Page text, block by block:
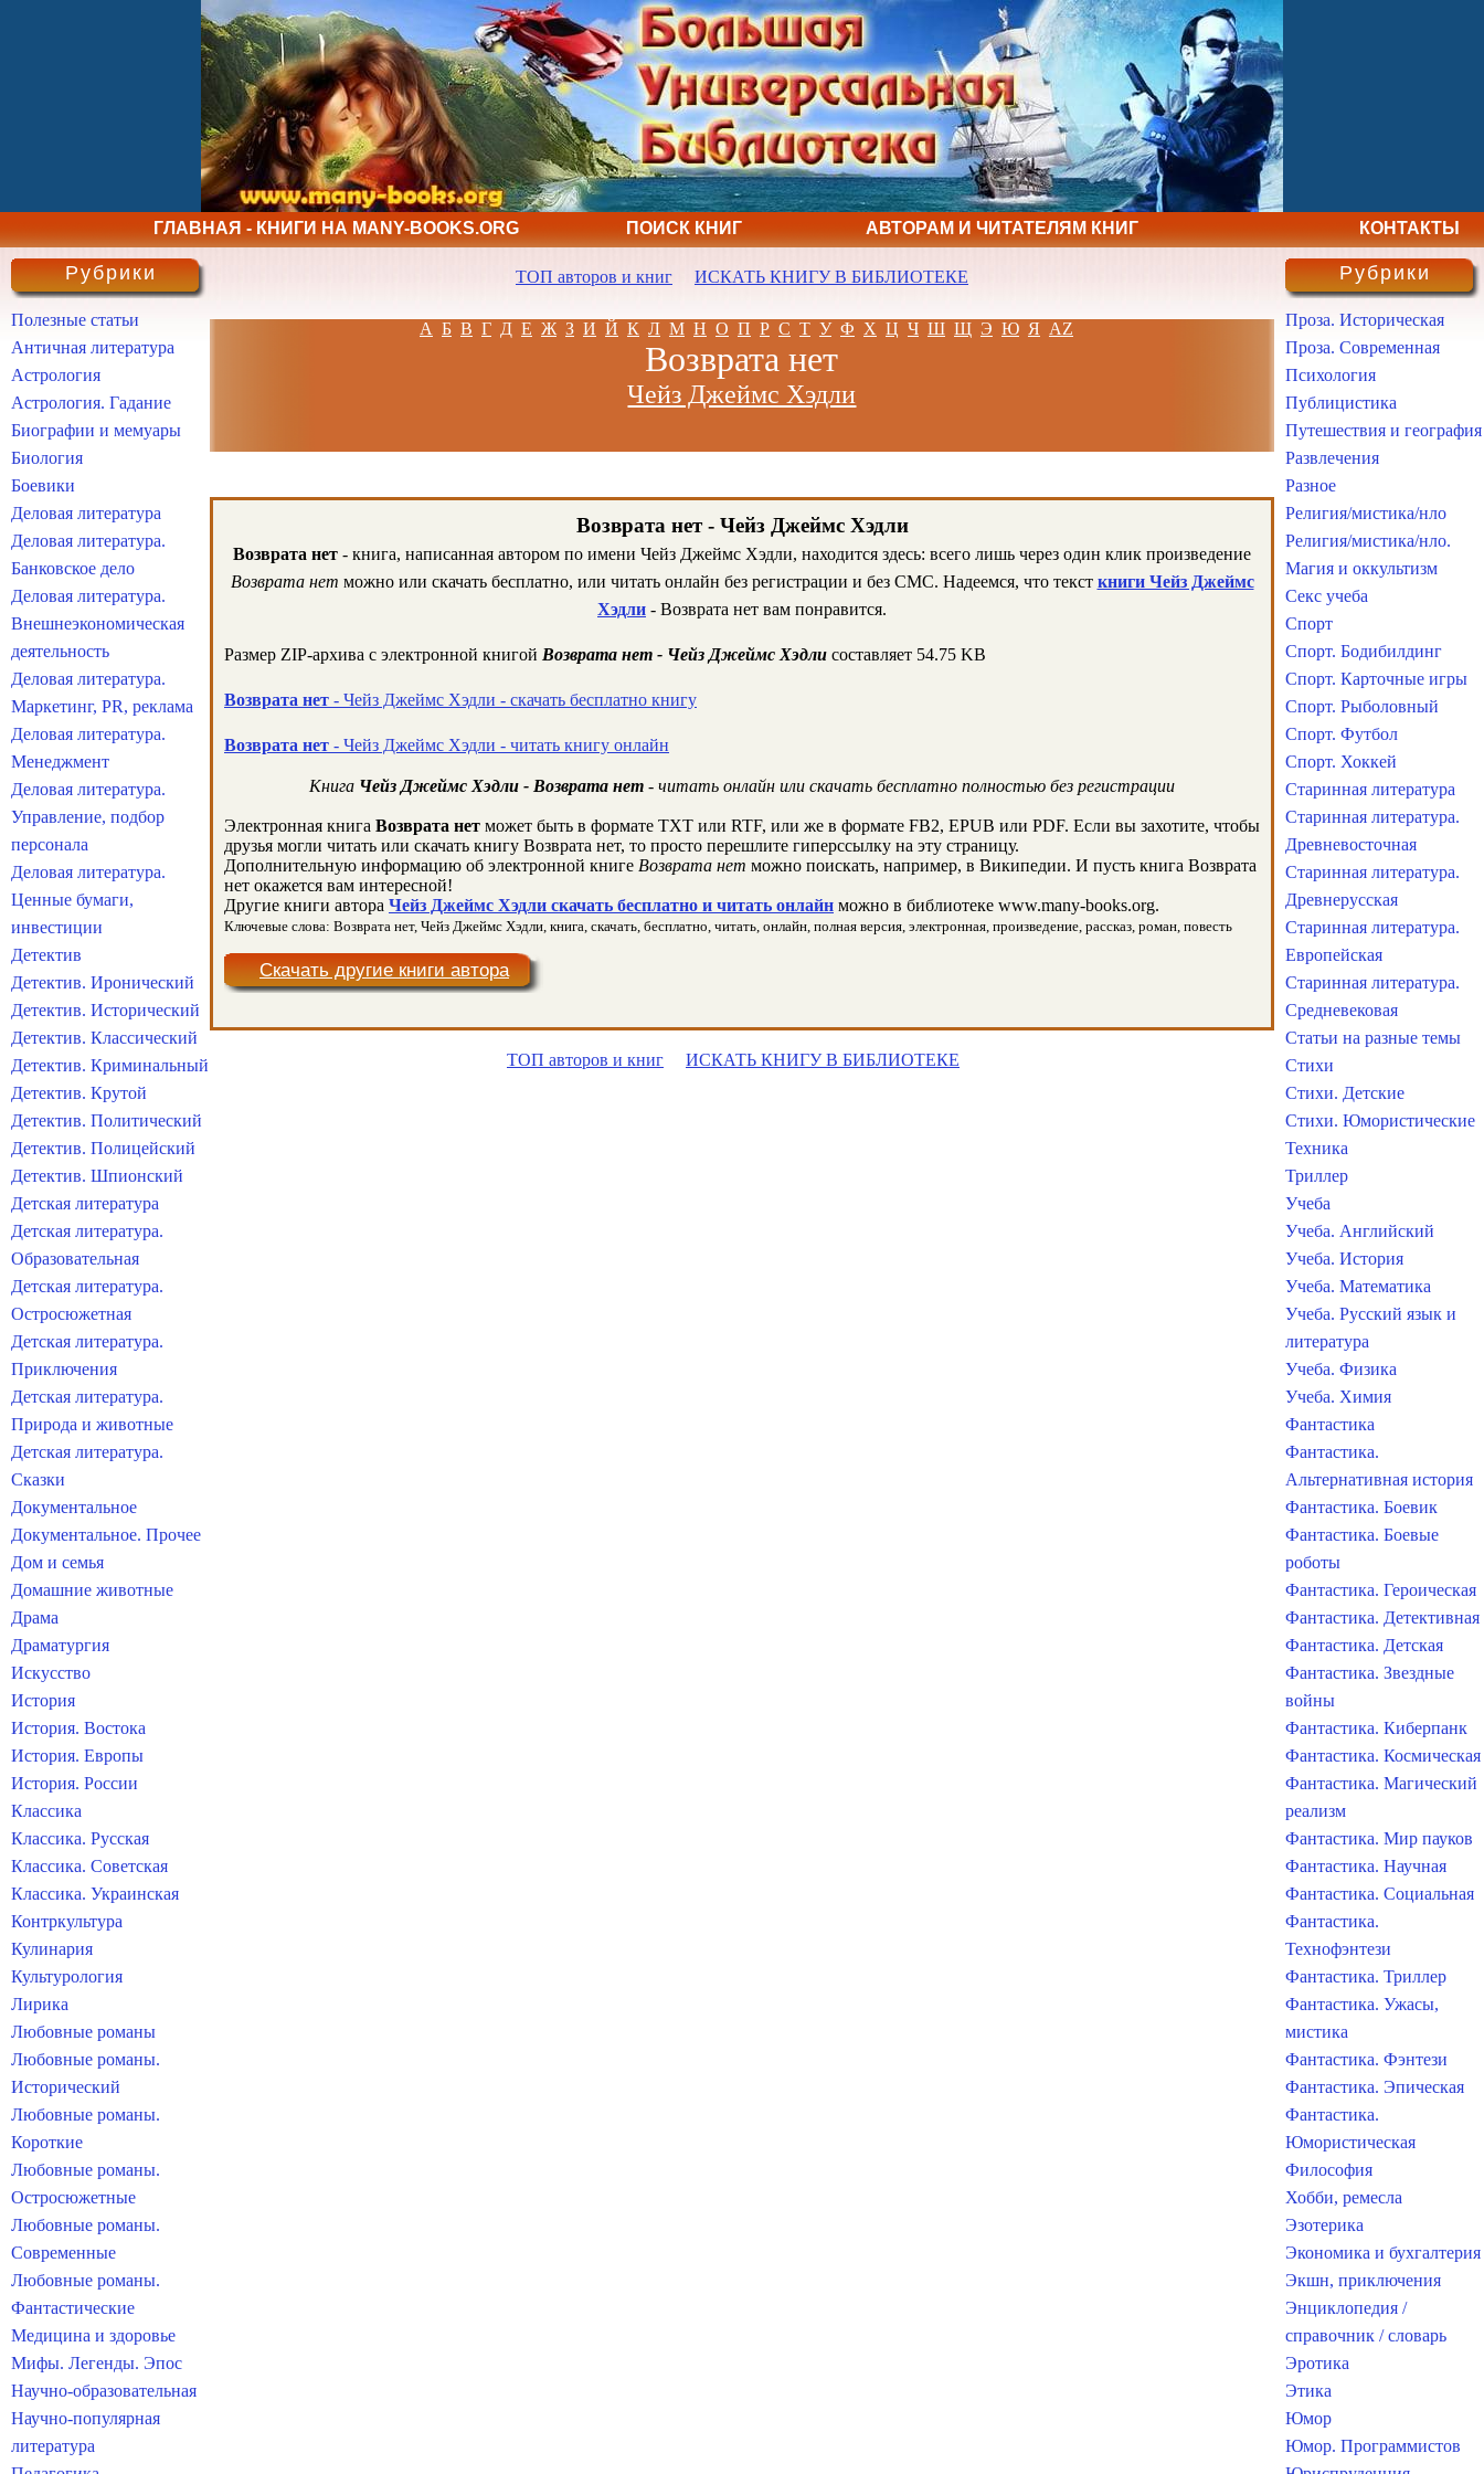
ГЛАВНАЯ - КНИГИ НА MANY-BOOKS.ORG ПОИСК КНИГ АВТОРАМ И ЧИТАТЕЛЯМ КНИГ КОНТАКТЫ
ТОП авторов и книг ИСКАТЬ КНИГУ В БИБЛИОТЕКЕ
А Б В Г Д Е Ж З И Й К Л М Н О П Р С Т У Ф Х Ц Ч Ш Щ Э Ю Я AZ
Возврата нет
Чейз Джеймс Хэдли
Возврата нет - Чейз Джеймс Хэдли
Возврата нет - книга, написанная автором по имени Чейз Джеймс Хэдли, находится здесь: всего лишь через один клик произведение
Возврата нет можно или скачать бесплатно, или читать онлайн без регистрации и без СМС. Надеемся, что текст книги Чейз Джеймс
Хэдли - Возврата нет вам понравится.
Размер ZIP-архива c электронной книгой Возврата нет - Чейз Джеймс Хэдли составляет 54.75 KB
Возврата нет - Чейз Джеймс Хэдли - скачать бесплатно книгу
Возврата нет - Чейз Джеймс Хэдли - читать книгу онлайн
Книга Чейз Джеймс Хэдли - Возврата нет - читать онлайн или скачать бесплатно полностью без регистрации
Электронная книга Возврата нет может быть в формате TXT или RTF, или же в формате FB2, EPUB или PDF. Если вы захотите, чтобы
друзья могли читать или скачать книгу Возврата нет, то просто перешлите гиперссылку на эту страницу.
Дополнительную информацию об электронной книге Возврата нет можно поискать, например, в Википедии. И пусть книга Возврата
нет окажется вам интересной!
Другие книги автора Чейз Джеймс Хэдли скачать бесплатно и читать онлайн можно в библиотеке www.many-books.org.
Ключевые слова: Возврата нет, Чейз Джеймс Хэдли, книга, скачать, бесплатно, читать, онлайн, полная версия, электронная, произведение, рассказ, роман, повесть
Скачать другие книги автора
ТОП авторов и книг ИСКАТЬ КНИГУ В БИБЛИОТЕКЕ
Рубрики
Полезные статьи
Античная литература
Астрология
Астрология. Гадание
Биографии и мемуары
Биология
Боевики
Деловая литература
Деловая литература.
Банковское дело
Деловая литература.
Внешнеэкономическая
деятельность
Деловая литература.
Маркетинг, PR, реклама
Деловая литература.
Менеджмент
Деловая литература.
Управление, подбор
персонала
Деловая литература.
Ценные бумаги,
инвестиции
Детектив
Детектив. Иронический
Детектив. Исторический
Детектив. Классический
Детектив. Криминальный
Детектив. Крутой
Детектив. Политический
Детектив. Полицейский
Детектив. Шпионский
Детская литература
Детская литература.
Образовательная
Детская литература.
Остросюжетная
Детская литература.
Приключения
Детская литература.
Природа и животные
Детская литература.
Сказки
Документальное
Документальное. Прочее
Дом и семья
Домашние животные
Драма
Драматургия
Искусство
История
История. Востока
История. Европы
История. России
Классика
Классика. Русская
Классика. Советская
Классика. Украинская
Контркультура
Кулинария
Культурология
Лирика
Любовные романы
Любовные романы.
Исторический
Любовные романы.
Короткие
Любовные романы.
Остросюжетные
Любовные романы.
Современные
Любовные романы.
Фантастические
Медицина и здоровье
Мифы. Легенды. Эпос
Научно-образовательная
Научно-популярная
литература
Рубрики
Проза. Историческая
Проза. Современная
Психология
Публицистика
Путешествия и география
Развлечения
Разное
Религия/мистика/нло
Религия/мистика/нло.
Магия и оккультизм
Секс учеба
Спорт
Спорт. Бодибилдинг
Спорт. Карточные игры
Спорт. Рыболовный
Спорт. Футбол
Спорт. Хоккей
Старинная литература
Старинная литература.
Древневосточная
Старинная литература.
Древнерусская
Старинная литература.
Европейская
Старинная литература.
Средневековая
Статьи на разные темы
Стихи
Стихи. Детские
Стихи. Юмористические
Техника
Триллер
Учеба
Учеба. Английский
Учеба. История
Учеба. Математика
Учеба. Русский язык и
литература
Учеба. Физика
Учеба. Химия
Фантастика
Фантастика.
Альтернативная история
Фантастика. Боевик
Фантастика. Боевые
роботы
Фантастика. Героическая
Фантастика. Детективная
Фантастика. Детская
Фантастика. Звездные
войны
Фантастика. Киберпанк
Фантастика. Космическая
Фантастика. Магический
реализм
Фантастика. Мир пауков
Фантастика. Научная
Фантастика. Социальная
Фантастика.
Технофэнтези
Фантастика. Триллер
Фантастика. Ужасы,
мистика
Фантастика. Фэнтези
Фантастика. Эпическая
Фантастика.
Юмористическая
Философия
Хобби, ремесла
Эзотерика
Экономика и бухгалтерия
Экшн, приключения
Энциклопедия /
справочник / словарь
Эротика
Этика
Юмор
Юмор. Программистов